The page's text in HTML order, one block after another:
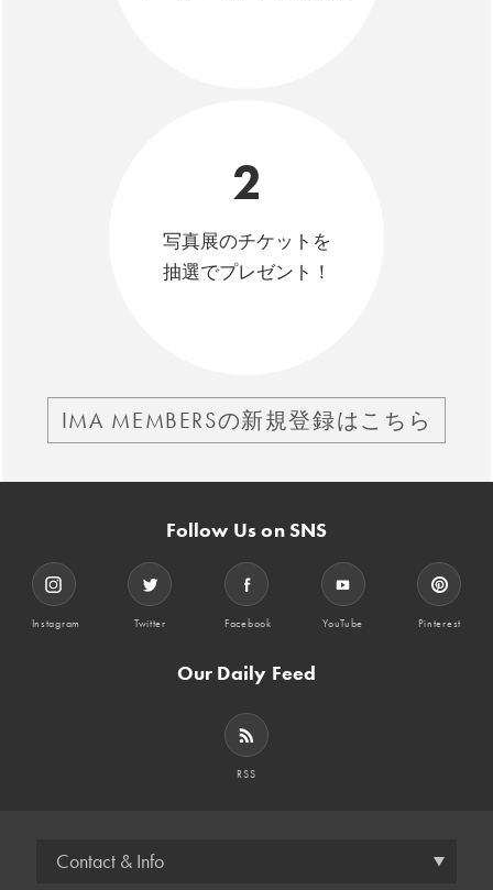
2
写真展のチケットを
抽選でプレゼント！
IMA MEMBERSの新規登録はこちら
Follow Us on SNS
Instagram Twitter Facebook YouTube Pinterest
Our Daily Feed
RSS
Contact & Info